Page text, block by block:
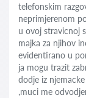
telefonskim
neprimjerenom
u ovoj stravicnoj
majka za njihov
evidentirano u
ja mogu trazit
dodje iz
,muci me